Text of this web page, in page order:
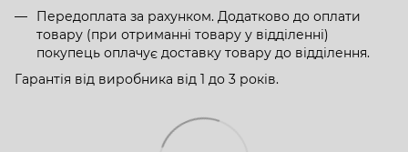
Передоплата за рахунком. Додатково до оплати
товару (при отриманні товару у відділенні)
покупець оплачує доставку товару до відділення.
Гарантія від виробника від 1 до 3 років.